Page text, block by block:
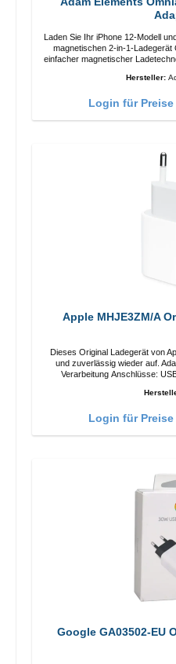
Laden Sie Ihr iPhone 12-Modell
magnetischen 2-in-1-Ladegerät Omnia M2.
einfacher magnetischer
ermöglicht das Design mit
Funktionen Kabellose
Lade-
Hersteller:
Login für
Apple MHJE3ZM/A
Dieses Original Ladegerät von
und zuverlässig wieder auf. Adapter Original Apple
Login für
Google GA03502-EU